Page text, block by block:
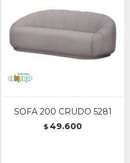
SOFA 200 CRUDO 5281
$ 49.600